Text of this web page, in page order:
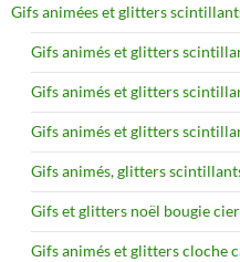
Gifs animées et glitters
Gifs animés et glitters
Gifs animés et glitters
Gifs animés et glitters
Gifs animés, glitters
Gifs et glitters noël bougie
Gifs animés et glitters cloche